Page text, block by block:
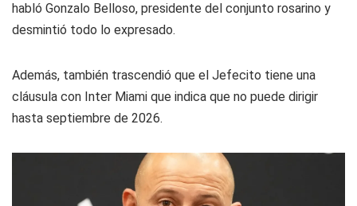
habló Gonzalo Belloso, presidente del conjunto rosarino y
desmintió todo lo expresado.
Además, también trascendió que el Jefecito tiene una
cláusula con Inter Miami que indica que no puede dirigir
hasta septiembre de 2026.